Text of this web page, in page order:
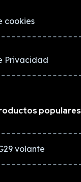
cookies
Privacidad
populares
volante